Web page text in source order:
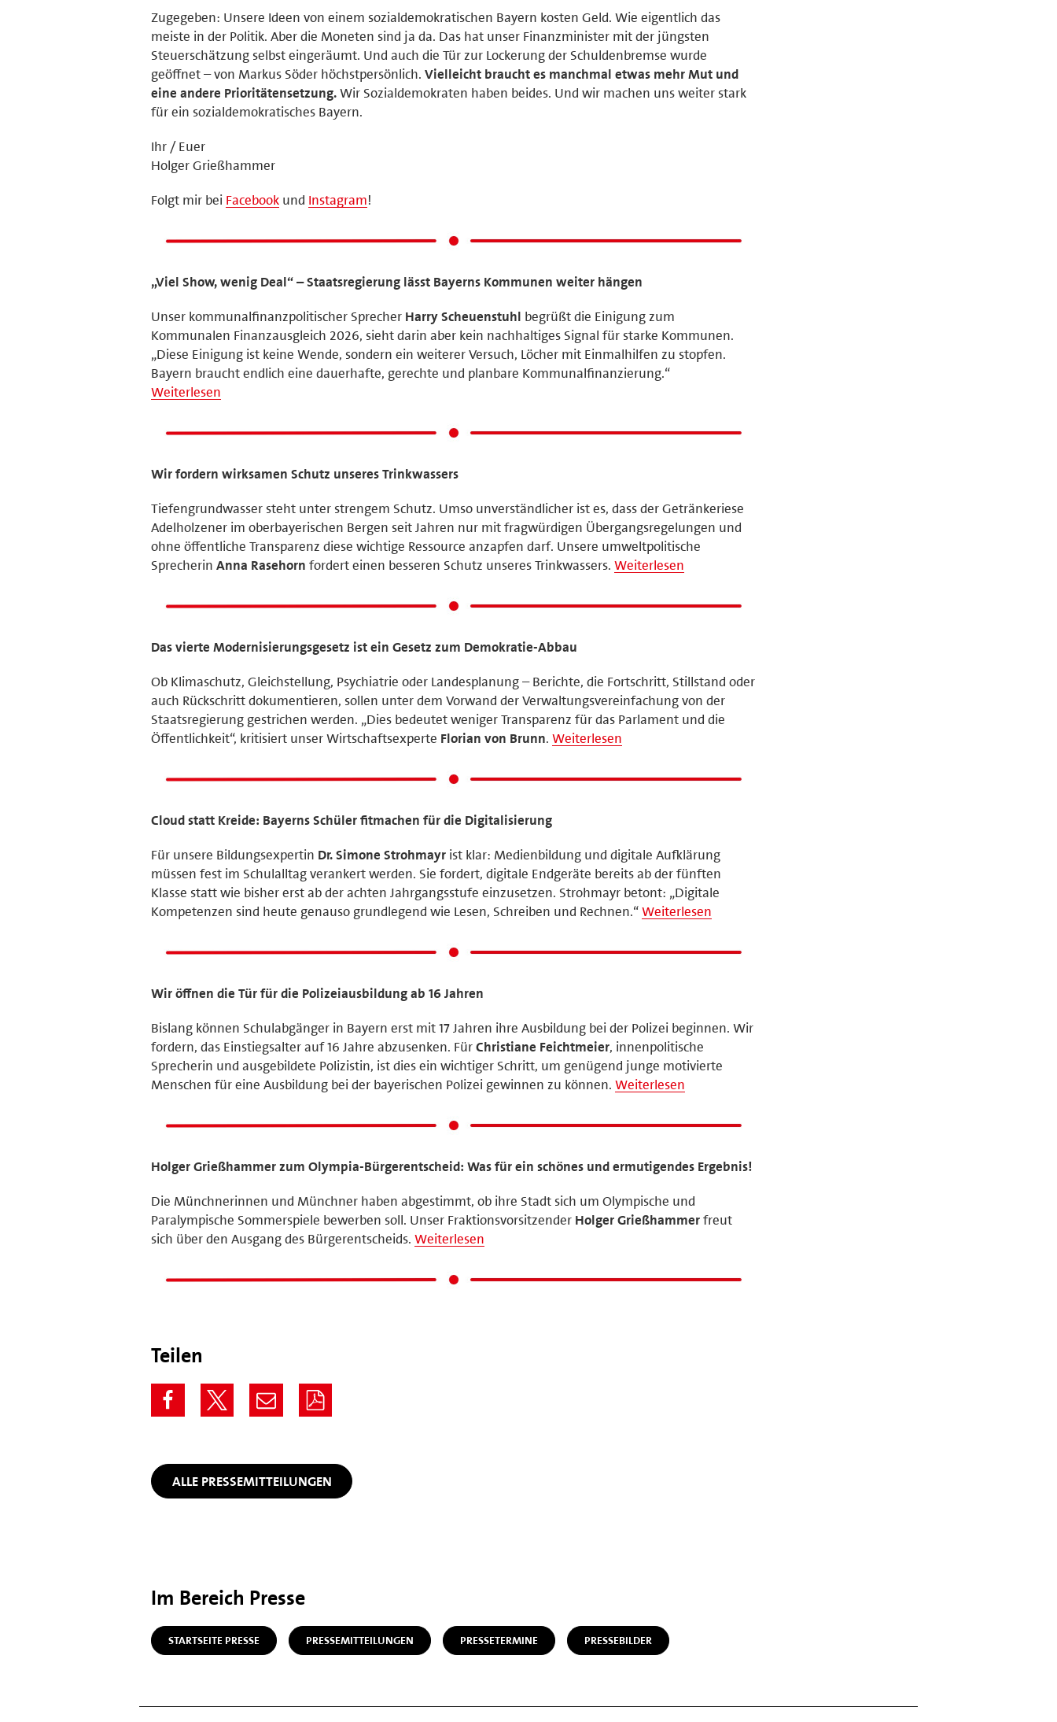
Zugegeben: Unsere Ideen von einem sozialdemokratischen Bayern kosten Geld. Wie eigentlich das
meiste in der Politik. Aber die Moneten sind ja da. Das hat unser Finanzminister mit der jüngsten
Steuerschätzung selbst eingeräumt. Und auch die Tür zur Lockerung der Schuldenbremse wurde
geöffnet – von Markus Söder höchstpersönlich. Vielleicht braucht es manchmal etwas mehr Mut und
eine andere Prioritätensetzung.Wir Sozialdemokraten haben beides. Und wir machen uns weiter stark
für ein sozialdemokratisches Bayern.
Ihr / Euer
Holger Grießhammer
Folgt mir bei Facebook und Instagram!
„Viel Show, wenig Deal“ – Staatsregierung lässt Bayerns Kommunen weiter hängen
Unser kommunalfinanzpolitischer Sprecher Harry Scheuenstuhl begrüßt die Einigung zum
Kommunalen Finanzausgleich 2026, sieht darin aber kein nachhaltiges Signal für starke Kommunen.
„Diese Einigung ist keine Wende, sondern ein weiterer Versuch, Löcher mit Einmalhilfen zu stopfen.
Bayern braucht endlich eine dauerhafte, gerechte und planbare Kommunalfinanzierung.“
Weiterlesen
Wir fordern wirksamen Schutz unseres Trinkwassers
Tiefengrundwasser steht unter strengem Schutz. Umso unverständlicher ist es, dass der Getränkeriese
Adelholzener im oberbayerischen Bergen seit Jahren nur mit fragwürdigen Übergangsregelungen und
ohne öffentliche Transparenz diese wichtige Ressource anzapfen darf. Unsere umweltpolitische
Sprecherin Anna Rasehorn fordert einen besseren Schutz unseres Trinkwassers. Weiterlesen
Das vierte Modernisierungsgesetz ist ein Gesetz zum Demokratie-Abbau
Ob Klimaschutz, Gleichstellung, Psychiatrie oder Landesplanung – Berichte, die Fortschritt, Stillstand oder
auch Rückschritt dokumentieren, sollen unter dem Vorwand der Verwaltungsvereinfachung von der
Staatsregierung gestrichen werden. „Dies bedeutet weniger Transparenz für das Parlament und die
Öffentlichkeit“, kritisiert unser Wirtschaftsexperte Florian von Brunn. Weiterlesen
Cloud statt Kreide: Bayerns Schüler fitmachen für die Digitalisierung
Für unsere Bildungsexpertin Dr. Simone Strohmayr ist klar: Medienbildung und digitale Aufklärung
müssen fest im Schulalltag verankert werden. Sie fordert, digitale Endgeräte bereits ab der fünften
Klasse statt wie bisher erst ab der achten Jahrgangsstufe einzusetzen. Strohmayr betont: „Digitale
Kompetenzen sind heute genauso grundlegend wie Lesen, Schreiben und Rechnen.“Weiterlesen
Wir öffnen die Tür für die Polizeiausbildung ab 16 Jahren
Bislang können Schulabgänger in Bayern erst mit 17 Jahren ihre Ausbildung bei der Polizei beginnen. Wir
fordern, das Einstiegsalter auf 16 Jahre abzusenken. FürChristiane Feichtmeier, innenpolitische
Sprecherin und ausgebildete Polizistin, ist dies ein wichtiger Schritt, um genügend junge motivierte
Menschen für eine Ausbildung bei der bayerischen Polizei gewinnen zu können. Weiterlesen
Holger Grießhammer zum Olympia-Bürgerentscheid: Was für ein schönes und ermutigendes Ergebnis!
Die Münchnerinnen und Münchner haben abgestimmt, ob ihre Stadt sich um Olympische und
Paralympische Sommerspiele bewerben soll. Unser Fraktionsvorsitzender Holger Grießhammerfreut
sich über den Ausgang des Bürgerentscheids. Weiterlesen
Teilen
ALLE PRESSEMITTEILUNGEN
Im Bereich Presse
STARTSEITE PRESSE PRESSEMITTEILUNGEN PRESSETERMINE PRESSEBILDER